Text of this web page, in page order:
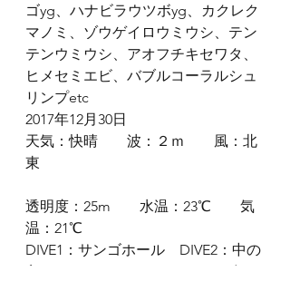
ゴyg、ハナビラウツボyg、カクレク
マノミ、ゾウゲイロウミウシ、テン
テンウミウシ、アオフチキセワタ、
ヒメセミエビ、バブルコーラルシュ
リンプetc
2017年12月30日
天気：快晴　　波：２ｍ　　風：北
東
透明度：25m　　水温：23℃　　気
温：21℃
DIVE1：サンゴホール　DIVE2：中の
島ホール　DIVE3：なるほど・ザ・